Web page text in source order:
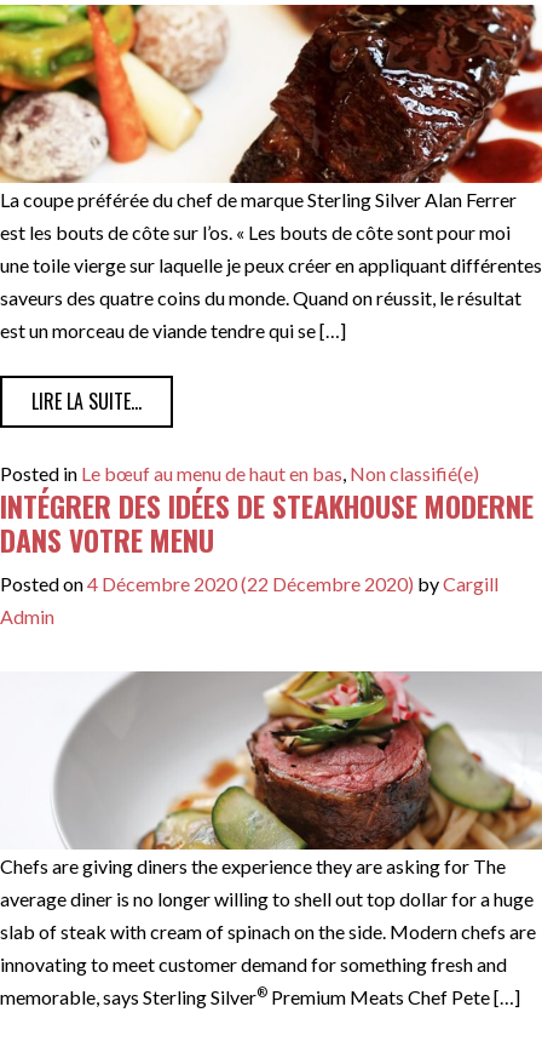
La coupe préférée du chef de marque Sterling Silver Alan Ferrer
est les bouts de côte sur l’os. « Les bouts de côte sont pour moi
une toile vierge sur laquelle je peux créer en appliquant différentes
saveurs des quatre coins du monde. Quand on réussit, le résultat
est un morceau de viande tendre qui se […]
LIRE LA SUITE…
Posted in Le bœuf au menu de haut en bas Non classifié(e)
INTÉGRER DES IDÉES DE STEAKHOUSE MODERNE
DANS VOTRE MENU
Posted on4 Décembre 2020(22 Décembre 2020) byCargill
Admin
Chefs are giving diners the experience they are asking for The
average diner is no longer willing to shell out top dollar for a huge
slab of steak with cream of spinach on the side. Modern chefs are
innovating to meet customer demand for something fresh and
memorable, says Sterling Silver® Premium Meats Chef Pete […]